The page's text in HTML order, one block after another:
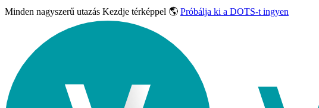
Minden nagyszerű utazás Kezdje térképpel 🌎 Próbálja ki a DOTS-t ingyen